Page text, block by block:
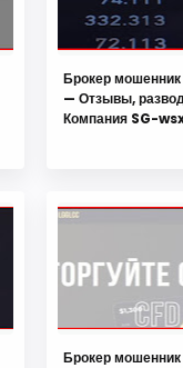
Брокер
— Отзывы,
Компания SG-
Брокер